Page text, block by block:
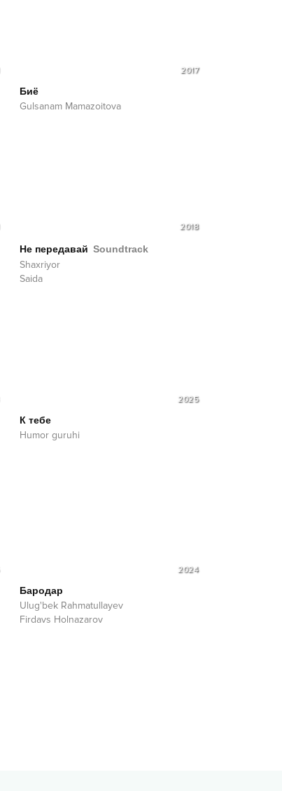
2017
Биё
Gulsanam Mamazoitova
2018
Не передавай Soundtrack
Shaxriyor
Saida
2025
К тебе
Humor guruhi
2024
Бародар
Ulug'bek Rahmatullayev
Firdavs Holnazarov